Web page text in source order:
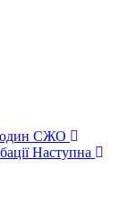
СЖО
Наступна